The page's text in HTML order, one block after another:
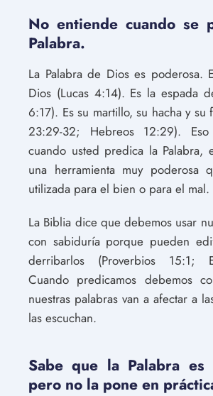
No entiende cuando se
Palabra.
La Palabra de Dios es poderosa.
Dios (Lucas 4:14). Es la espada
6:17). Es su martillo, su hacha y su
23:29-32; Hebreos 12:29).
cuando usted predica la Palabra,
una herramienta muy poderosa
utilizada para el bien o para el mal.
La Biblia dice que debemos usar
con sabiduría porque pueden
derribarlos (Proverbios 15:1;
Cuando predicamos debemos
nuestras palabras van a afectar a
las escuchan.
Sabe que la Palabra es
pero no la pone en